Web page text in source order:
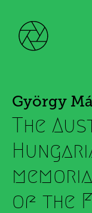
György
The
of the